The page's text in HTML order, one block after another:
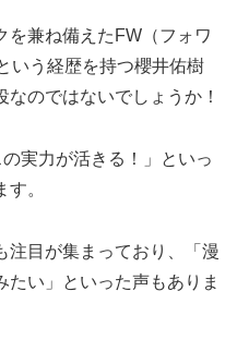
を兼ね備えたFW（フォワ
いう経歴を持つ櫻井佑樹
のではないでしょうか！
実力が活きる！」といっ
。
注目が集まっており、「漫
い」といった声もありま